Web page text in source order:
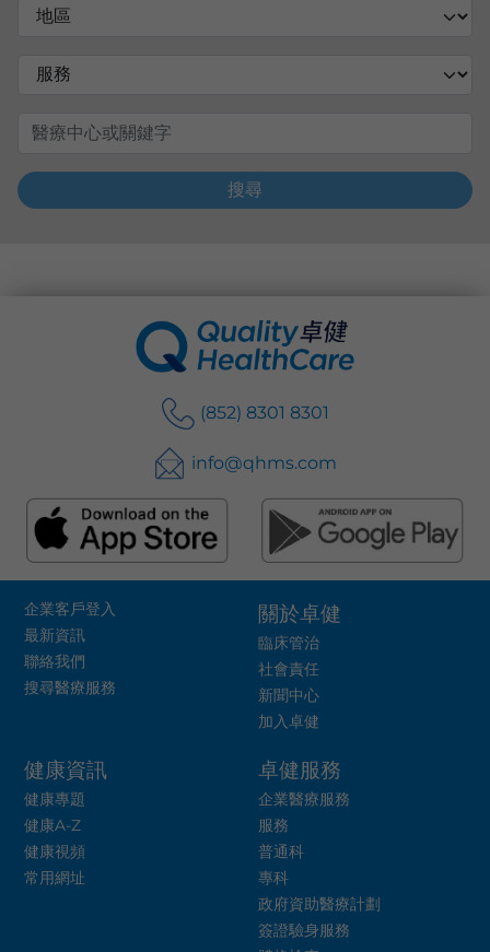
搜尋
(852) 8301 8301
info@qhms.com
企業客戶登入
最新資訊
聯絡我們
搜尋醫療服務
關於卓健
臨床管治
社會責任
新聞中心
加入卓健
健康資訊
健康專題
健康A-Z
健康視頻
常用網址
卓健服務
企業醫療服務
服務
普通科
專科
政府資助醫療計劃
簽證驗身服務